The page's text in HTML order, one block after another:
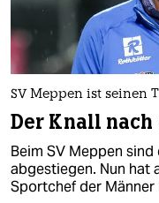
SV Meppen ist seinen
Der Knall
Beim SV Meppen
abgestiegen. Nun hat
Sportchef der Männer